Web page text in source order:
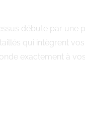
débute par une
qui intègrent
exactement à